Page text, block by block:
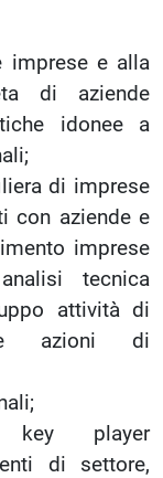
e alla
di aziende
idonee a
di imprese
con aziende e
imprese
tecnica
attività di
azioni di
player
di settore,